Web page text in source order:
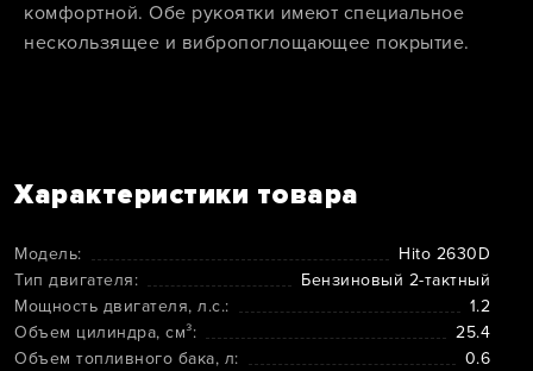
комфортной. Обе рукоятки имеют специальное
нескользящее и вибропоглощающее покрытие.
Характеристики товара
Модель:
Hito 2630D
Тип двигателя:
Бензиновый 2-тактный
Мощность двигателя, л.с.:
1.2
Объем цилиндра, см³:
25.4
Объем топливного бака, л:
0.6